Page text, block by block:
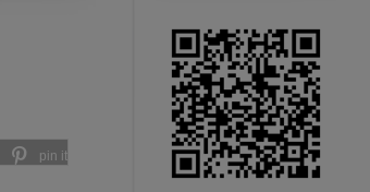
pin it